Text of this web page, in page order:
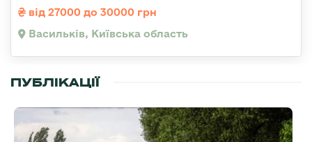
від 27000 до 30000 грн
Васильків, Київська область
ПУБЛІКАЦІЇ